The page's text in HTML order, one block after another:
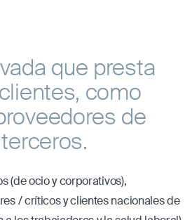
que presta
como
de
(de ocio y corporativos),
/ críticos y clientes nacionales de